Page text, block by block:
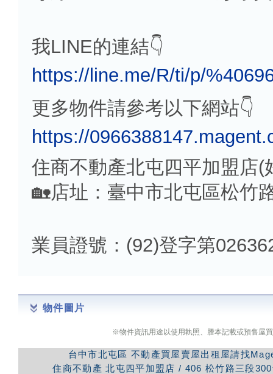
我LINE的連結👇
https://line.me/R/ti/p/
更多物件請參考以下網站👇
https://
住商不動產北屯四平加盟店
🏡店址：臺中市北屯區松竹
業員證號：(92)登字第
物件圖片
※物件資訊用途以使用執照、謄本記載或預售屋
台中市北屯區 不動產買屋賣屋出租屋請找
住商不動產 北屯四平加盟店 / 406 松竹路三段